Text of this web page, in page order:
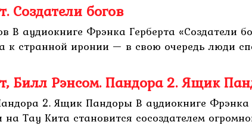
Создатели богов
В аудиокниге Фрэнка Герберта «Создатели
к странной иронии — в свою очередь люди
Билл Рэнсом. Пандора 2. Ящик
2. Ящик Пандоры В аудиокниге
Тау Кита становится сосоздателем